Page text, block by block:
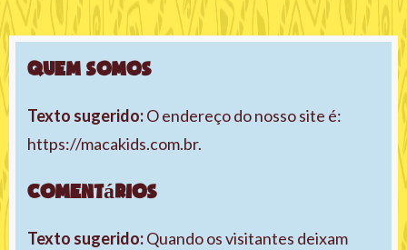
Quem somos
Texto sugerido:O endereço do nosso site é:
https://macakids.com.br.
Comentários
Texto sugerido:Quando os visitantes deixam